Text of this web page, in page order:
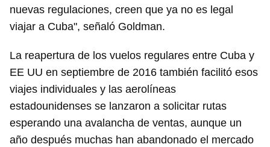
nuevas regulaciones, creen que ya no es legal
viajar a Cuba", señaló Goldman.
La reapertura de los vuelos regulares entre Cuba y
EE UU en septiembre de 2016 también facilitó esos
viajes individuales y las aerolíneas
estadounidenses se lanzaron a solicitar rutas
esperando una avalancha de ventas, aunque un
año después muchas han abandonado el mercado